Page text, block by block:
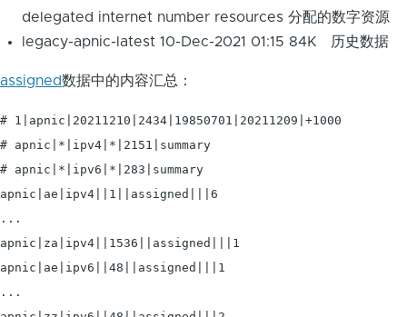
delegated internet number resources 分配的数字资源
legacy-apnic-latest 10-Dec-2021 01:15 84K 历史数据
assigned数据中的内容汇总：
# 1|apnic|20211210|2434|19850701|20211209|+1000
# apnic|*|ipv4|*|2151|summary
# apnic|*|ipv6|*|283|summary
apnic|ae|ipv4||1||assigned|||6
...
apnic|za|ipv4||1536||assigned|||1
apnic|ae|ipv6||48||assigned|||1
...